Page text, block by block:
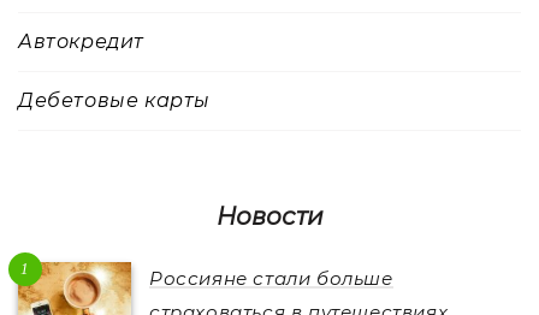
Автокредит
Дебетовые карты
Новости
1
Россияне стали больше